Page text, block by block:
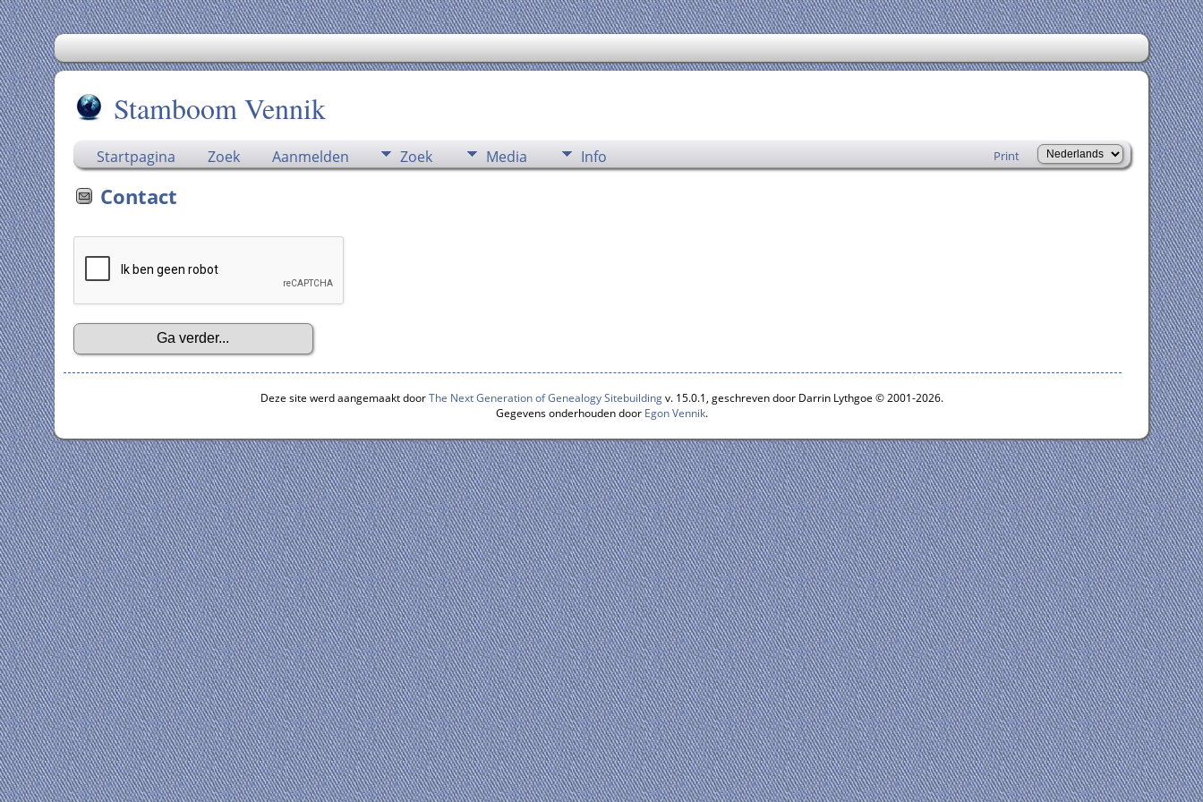
Stamboom Vennik
Startpagina Zoek Aanmelden Zoek Media Info Print
Contact
Deze site werd aangemaakt doorThe Next Generation of Genealogy Sitebuildingv. 15.0.1, geschreven door Darrin Lythgoe © 2001-2026.
Gegevens onderhouden door Egon Vennik.